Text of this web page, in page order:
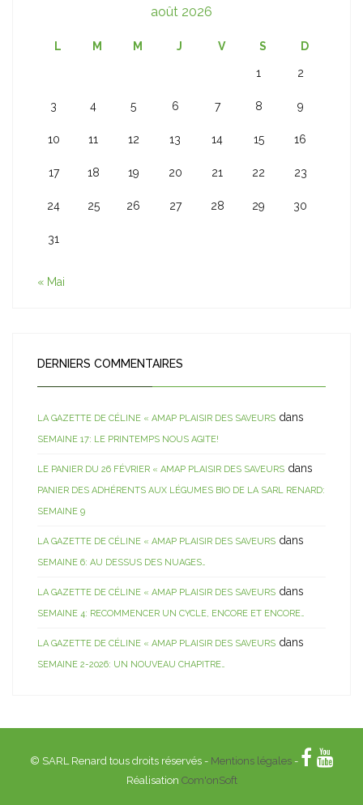
août 2026
L M M J V S D
1 2
3 4 5 6 7 8 9
10 11 12 13 14 15 16
17 18 19 20 21 22 23
24 25 26 27 28 29 30
31
« Mai
DERNIERS COMMENTAIRES
LA GAZETTE DE CÉLINE « AMAP PLAISIR DES SAVEURS dans
SEMAINE 17: LE PRINTEMPS NOUS AGITE!
LE PANIER DU 26 FÉVRIER « AMAP PLAISIR DES SAVEURS dans
PANIER DES ADHÉRENTS AUX LÉGUMES BIO DE LA SARL RENARD:
SEMAINE 9
LA GAZETTE DE CÉLINE « AMAP PLAISIR DES SAVEURS dans
SEMAINE 6: AU DESSUS DES NUAGES…
LA GAZETTE DE CÉLINE « AMAP PLAISIR DES SAVEURS dans
SEMAINE 4: RECOMMENCER UN CYCLE, ENCORE ET ENCORE…
LA GAZETTE DE CÉLINE « AMAP PLAISIR DES SAVEURS dans
SEMAINE 2-2026: UN NOUVEAU CHAPITRE…
© SARL Renard tous droits réservés - Mentions légales-
Réalisation Com'onSoft